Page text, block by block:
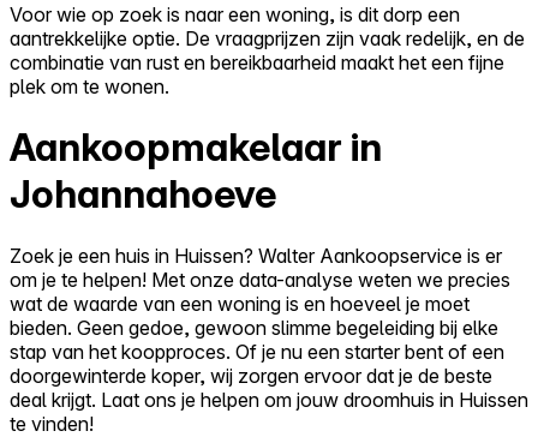
Voor wie op zoek is naar een woning, is dit dorp een
aantrekkelijke optie. De vraagprijzen zijn vaak redelijk, en de
combinatie van rust en bereikbaarheid maakt het een fijne
plek om te wonen.
Aankoopmakelaar in
Johannahoeve
Zoek je een huis in Huissen? Walter Aankoopservice is er
om je te helpen! Met onze data-analyse weten we precies
wat de waarde van een woning is en hoeveel je moet
bieden. Geen gedoe, gewoon slimme begeleiding bij elke
stap van het koopproces. Of je nu een starter bent of een
doorgewinterde koper, wij zorgen ervoor dat je de beste
deal krijgt. Laat ons je helpen om jouw droomhuis in Huissen
te vinden!